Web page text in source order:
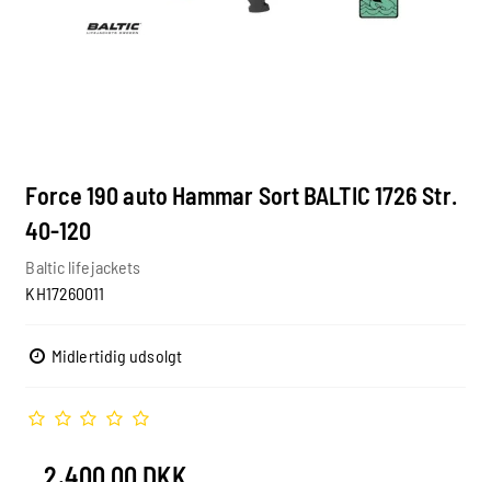
Force 190 auto Hammar Sort BALTIC 1726 Str.
40-120
Baltic lifejackets
KH17260011
Midlertidig udsolgt